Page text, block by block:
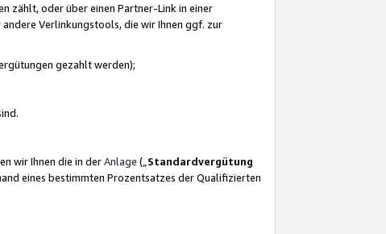
zählt, oder über einen Partner-Link in einer
Verlinkungstools, die wir Ihnen ggf. zur
gezahlt werden);
wir Ihnen die in derAnlage („ Standardvergütung
eines bestimmten Prozentsatzes der Qualifizierten